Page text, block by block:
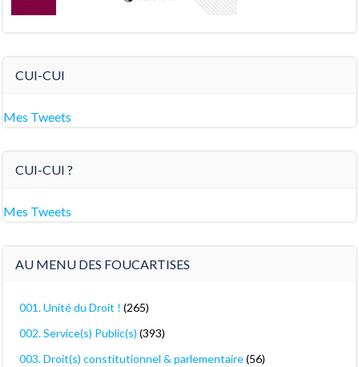
CUI-CUI
Mes Tweets
CUI-CUI ?
Mes Tweets
AU MENU DES FOUCARTISES
001. Unité du Droit ! (265)
002. Service(s) Public(s) (393)
003. Droit(s) constitutionnel & parlementaire(56)